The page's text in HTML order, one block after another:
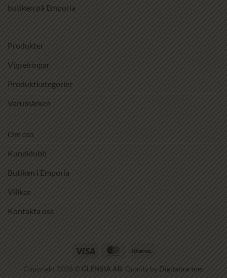
butiken på Emporia
Produkter
Vigselringar
Produktkategorier
Varumärken
Om oss
Kundklubb
Butiken i Emporia
Villkor
Kontakta oss
Visa MasterCard
Copyright 2026 © GLENSIA AB . Quality by Digitalpartner